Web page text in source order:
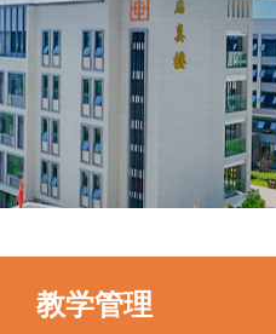
教学管理